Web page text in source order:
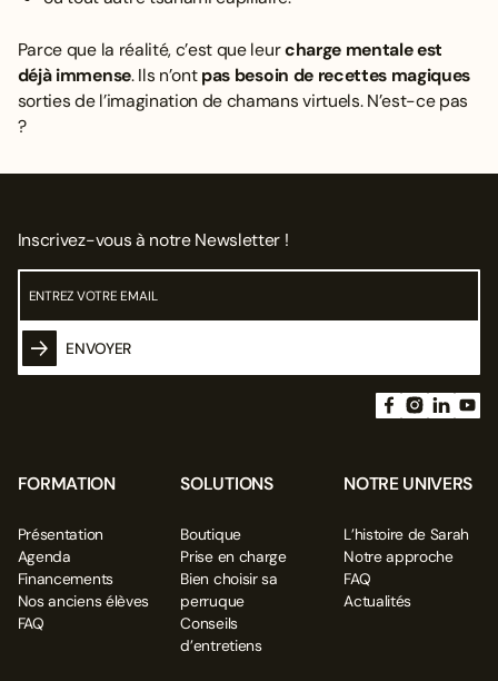
Parce que la réalité, c’est que leurcharge mentale est
déjà immense. Ils n’ontpas besoin de recettes magiques
sorties de l’imagination de chamans virtuels. N’est-ce pas
?
Inscrivez-vous à notre Newsletter !
ENVOYER
FORMATION
Présentation
Agenda
Financements
Nos anciens élèves
FAQ
SOLUTIONS
Boutique
Prise en charge
Bien choisir sa
perruque
Conseils
d’entretiens
NOTRE UNIVERS
L’histoire de Sarah
Notre approche
FAQ
Actualités